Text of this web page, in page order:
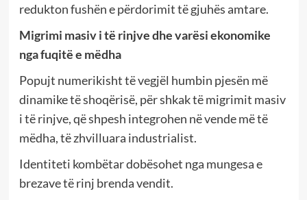
redukton fushën e përdorimit të gjuhës amtare.
Migrimi masiv i të rinjve dhe varësi ekonomike
nga fuqitë e mëdha
Popujt numerikisht të vegjël humbin pjesën më
dinamike të shoqërisë, për shkak të migrimit masiv
i të rinjve, që shpesh integrohen në vende më të
mëdha, të zhvilluara industrialist.
Identiteti kombëtar dobësohet nga mungesa e
brezave të rinj brenda vendit.